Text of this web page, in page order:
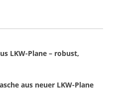
LKW-Plane – robust,
aus neuer LKW-Plane